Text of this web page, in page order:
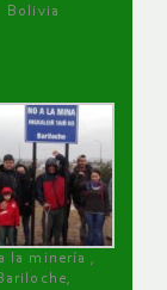
Bolivia
la minería ,